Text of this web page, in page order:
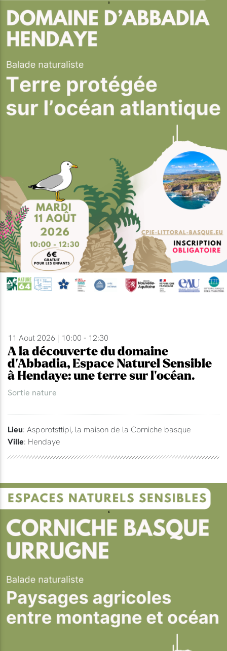
11 Aout 2026 | 10:00 - 12:30
A la découverte du domaine
d'Abbadia, Espace Naturel Sensible
à Hendaye: une terre sur l'océan.
Sortie nature
Lieu: Asporotsttipi, la maison de la Corniche basque
Ville: Hendaye